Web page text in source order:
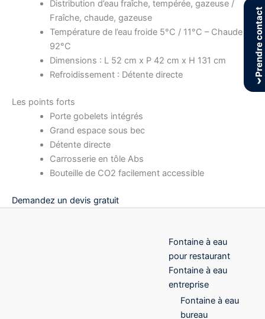
Distribution d’eau fraîche, tempérée, gazeuse /
Fraîche, chaude, gazeuse
Température de l’eau froide 5°C / 11°C – Chaude
92°C
Dimensions : L 52 cm x P 42 cm x H 131 cm
Refroidissement : Détente directe
Les points forts
Porte gobelets intégrés
Grand espace sous bec
Détente directe
Carrosserie en tôle Abs
Bouteille de CO2 facilement accessible
Demandez un devis gratuit
Fontaine à eau
pour restaurant
Fontaine à eau
entreprise
Fontaine à eau
bureau
›
Prendre contact